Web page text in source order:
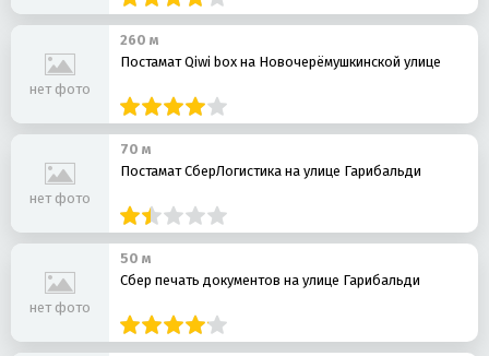
нет фото
260 м
Постамат Qiwi box на Новочерёмушкинской улице
нет фото
70 м
Постамат СберЛогистика на улице Гарибальди
нет фото
50 м
Сбер печать документов на улице Гарибальди